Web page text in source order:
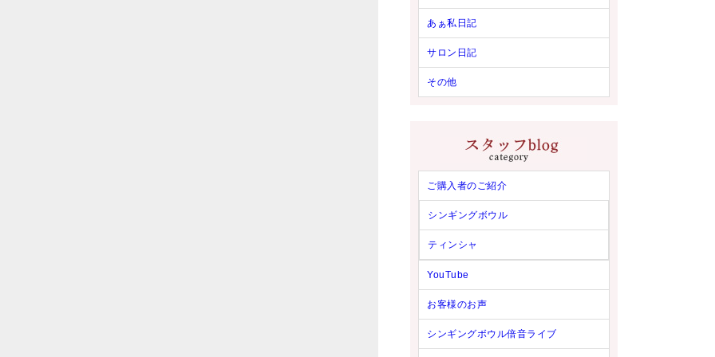
あぁ私日記
サロン日記
その他
ご購入者のご紹介
シンギングボウル
ティンシャ
YouTube
お客様のお声
シンギングボウル倍音ライブ